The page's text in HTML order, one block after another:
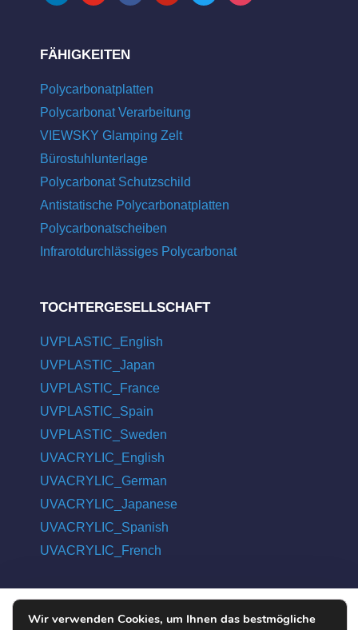
FÄHIGKEITEN
Polycarbonatplatten
Polycarbonat Verarbeitung
VIEWSKY Glamping Zelt
Bürostuhlunterlage
Polycarbonat Schutzschild
Antistatische Polycarbonatplatten
Polycarbonatscheiben
Infrarotdurchlässiges Polycarbonat
TOCHTERGESELLSCHAFT
UVPLASTIC_English
UVPLASTIC_Japan
UVPLASTIC_France
UVPLASTIC_Spain
UVPLASTIC_Sweden
UVACRYLIC_English
UVACRYLIC_German
UVACRYLIC_Japanese
UVACRYLIC_Spanish
UVACRYLIC_French
Wir verwenden Cookies, um Ihnen das bestmögliche